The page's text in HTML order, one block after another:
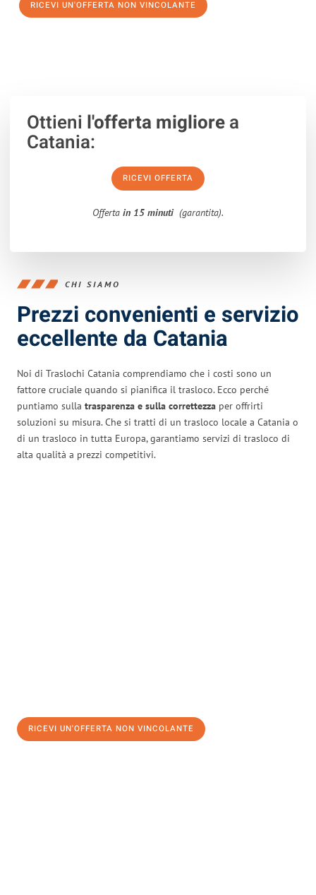
RICEVI UN'OFFERTA NON VINCOLANTE
Ottieni l'offerta migliorea
Catania:
RICEVI OFFERTA
Offerta in 15 minuti (garantita).
CHI SIAMO
Prezzi convenienti e servizio
eccellente da Catania
Noi di Traslochi Catania comprendiamo che i costi sono un
fattore cruciale quando si pianifica il trasloco. Ecco perché
puntiamo sulla trasparenza e sulla correttezza per offrirti
soluzioni su misura. Che si tratti di un trasloco locale a Catania o
di un trasloco in tutta Europa, garantiamo servizi di trasloco di
alta qualità a prezzi competitivi.
RICEVI UN'OFFERTA NON VINCOLANTE